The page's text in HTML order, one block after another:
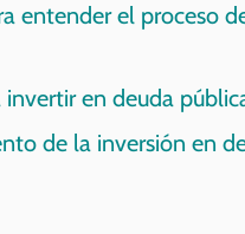
entender el proceso
en deuda
de la inversión en